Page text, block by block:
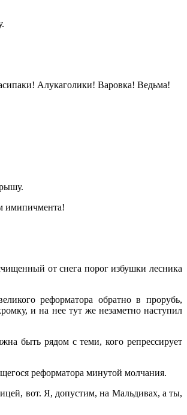
Алукаголики! Варовка! Ведьма!
имипичмента!
от снега порог избушки лесника
реформатора обратно в прорубь,
и на нее тут же незаметно наступил
быть рядом с теми, кого репрессирует
реформатора минутой молчания.
вот. Я, допустим, на Мальдивах, а ты,